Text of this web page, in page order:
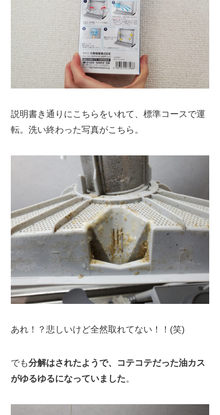
説明書き通りにこちらをいれて、標準コースで運
転。洗い終わった写真がこちら。
あれ！？悲しいけど全然取れてない！！(笑)
でも分解はされたようで、コテコテだった油カス
がゆるゆるになっていました。